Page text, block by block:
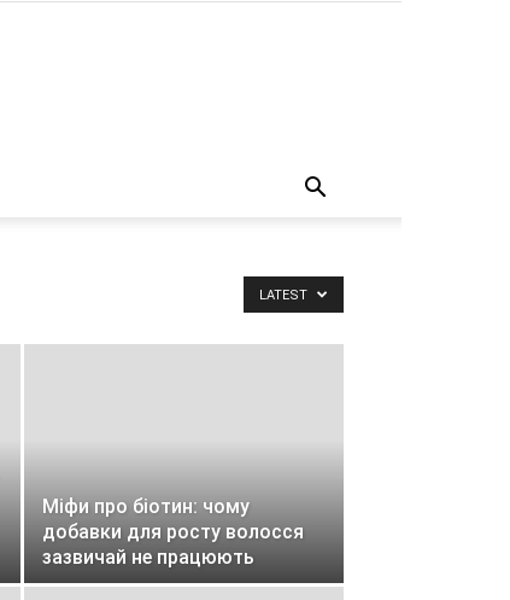
LATEST
Міфи про біотин: чому
добавки для росту волосся
зазвичай не працюють